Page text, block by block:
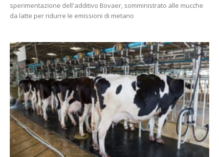
sperimentazione dell'additivo Bovaer, somministrato alle mucche
da latte per ridurre le emissioni di metano